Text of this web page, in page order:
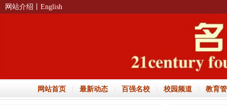
网站介绍 丨English
网站首页 最新动态 百强名校 校园频道 教育